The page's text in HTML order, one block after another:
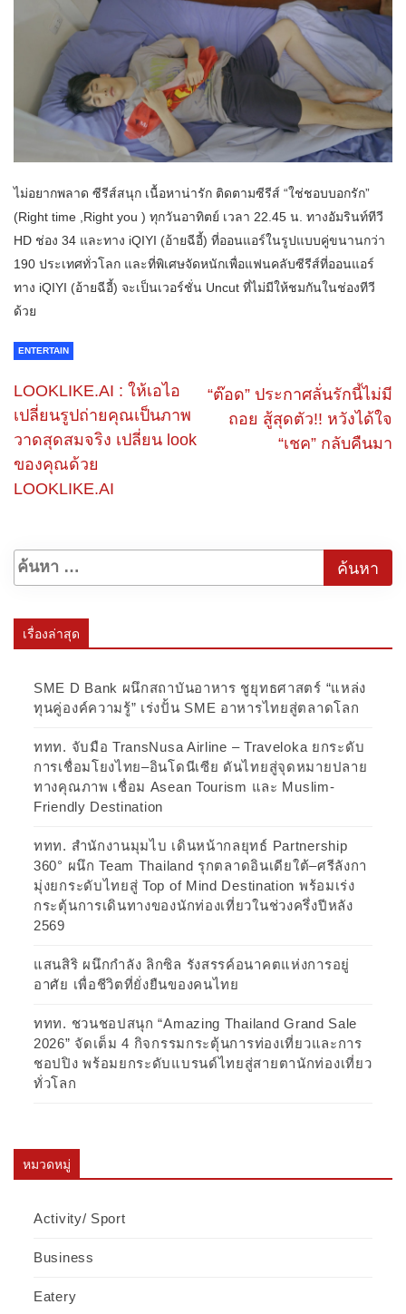
ไม่อยากพลาด ซีรีส์สนุก เนื้อหาน่ารัก ติดตามซีรีส์ “ใช่ชอบบอกรัก”
(Right time ,Right you ) ทุกวันอาทิตย์ เวลา 22.45 น. ทางอัมรินท์ทีวี
HD ช่อง 34 และทาง iQIYI (อ้ายฉีอี้) ที่ออนแอร์ในรูปแบบคู่ขนานกว่า
190 ประเทศทั่วโลก และที่พิเศษจัดหนักเพื่อแฟนคลับซีรีส์ที่ออนแอร์
ทาง iQIYI (อ้ายฉีอี้) จะเป็นเวอร์ชั่น Uncut ที่ไม่มีให้ชมกันในช่องทีวี
ด้วย
ENTERTAIN
LOOKLIKE.AI : ให้เอไอ
เปลี่ยนรูปถ่ายคุณเป็นภาพ
วาดสุดสมจริง เปลี่ยน look
ของคุณด้วย
LOOKLIKE.AI
“ต๊อด” ประกาศลั่นรักนี้ไม่มี
ถอย สู้สุดตัว!! หวังได้ใจ
“เชค” กลับคืนมา
เรื่องล่าสุด
SME D Bank ผนึกสถาบันอาหาร ชูยุทธศาสตร์ “แหล่ง
ทุนคู่องค์ความรู้” เร่งปั้น SME อาหารไทยสู่ตลาดโลก
ททท. จับมือ TransNusa Airline – Traveloka ยกระดับ
การเชื่อมโยงไทย–อินโดนีเซีย ดันไทยสู่จุดหมายปลาย
ทางคุณภาพ เชื่อม Asean Tourism และ Muslim-
Friendly Destination
ททท. สำนักงานมุมไบ เดินหน้ากลยุทธ์ Partnership
360° ผนึก Team Thailand รุกตลาดอินเดียใต้–ศรีลังกา
มุ่งยกระดับไทยสู่ Top of Mind Destination พร้อมเร่ง
กระตุ้นการเดินทางของนักท่องเที่ยวในช่วงครึ่งปีหลัง
2569
แสนสิริ ผนึกกำลัง ลิกซิล รังสรรค์อนาคตแห่งการอยู่
อาศัย เพื่อชีวิตที่ยั่งยืนของคนไทย
ททท. ชวนชอปสนุก “Amazing Thailand Grand Sale
2026” จัดเต็ม 4 กิจกรรมกระตุ้นการท่องเที่ยวและการ
ชอปปิง พร้อมยกระดับแบรนด์ไทยสู่สายตานักท่องเที่ยว
ทั่วโลก
หมวดหมู่
Activity/ Sport
Business
Eatery